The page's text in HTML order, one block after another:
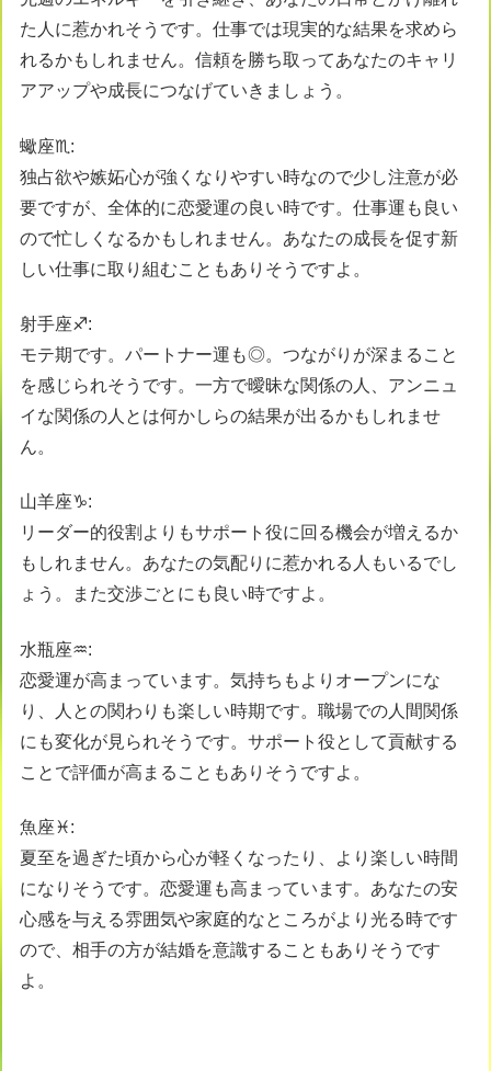
た人に惹かれそうです。仕事では現実的な結果を求めら
れるかもしれません。信頼を勝ち取ってあなたのキャリ
アアップや成長につなげていきましょう。
蠍座♏️:
独占欲や嫉妬心が強くなりやすい時なので少し注意が必
要ですが、全体的に恋愛運の良い時です。仕事運も良い
ので忙しくなるかもしれません。あなたの成長を促す新
しい仕事に取り組むこともありそうですよ。
射手座♐️:
モテ期です。パートナー運も◎。つながりが深まること
を感じられそうです。一方で曖昧な関係の人、アンニュ
イな関係の人とは何かしらの結果が出るかもしれませ
ん。
山羊座♑️:
リーダー的役割よりもサポート役に回る機会が増えるか
もしれません。あなたの気配りに惹かれる人もいるでし
ょう。また交渉ごとにも良い時ですよ。
水瓶座♒️:
恋愛運が高まっています。気持ちもよりオープンにな
り、人との関わりも楽しい時期です。職場での人間関係
にも変化が見られそうです。サポート役として貢献する
ことで評価が高まることもありそうですよ。
魚座♓️:
夏至を過ぎた頃から心が軽くなったり、より楽しい時間
になりそうです。恋愛運も高まっています。あなたの安
心感を与える雰囲気や家庭的なところがより光る時です
ので、相手の方が結婚を意識することもありそうです
よ。